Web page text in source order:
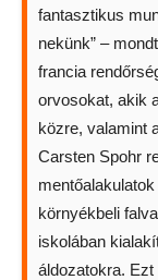
fantasztikus
nekünk” –
francia
orvosokat, akik
közre, valamint
Carsten Spohr
környékbeli
iskolában
áldozatokra.